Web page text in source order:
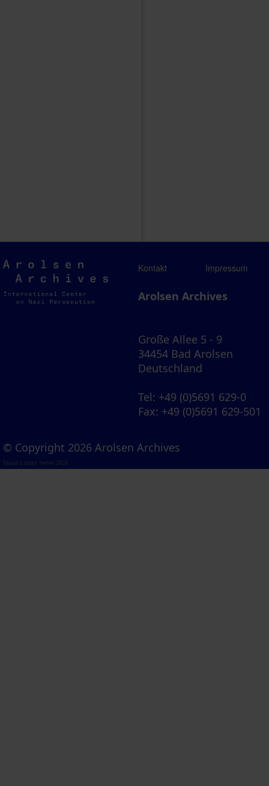
Arolsen
Archives
Kontakt Impressum
Arolsen Archives
Große Allee 5 - 9
34454 Bad Arolsen
Deutschland
Tel: +49 (0)5691 629-0
Fax: +49 (0)5691 629-501
© Copyright 2026 Arolsen Archives
Visual Library Server 2026